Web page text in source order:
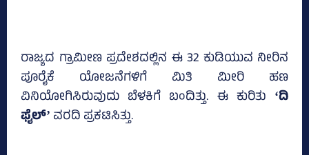
ರಾಜ್ಯದ ಗ್ರಾಮೀಣ ಪ್ರದೇಶದಲ್ಲಿನ ಈ 32 ಕುಡಿಯುವ ನೀರಿನ
ಪೂರೈಕೆ ಯೋಜನೆಗಳಿಗೆ ಮಿತಿ ಮೀರಿ ಹಣ
ವಿನಿಯೋಗಿಸಿರುವುದು ಬೆಳಕಿಗೆ ಬಂದಿತ್ತು. ಈ ಕುರಿತು ʻದಿ
ಫೈಲ್‌ʼ ವರದಿ ಪ್ರಕಟಿಸಿತ್ತು.